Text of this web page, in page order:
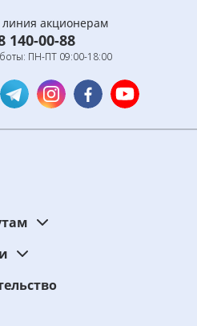
линия акционерам
140-00-88
ПН-ПТ 09:00-18:00